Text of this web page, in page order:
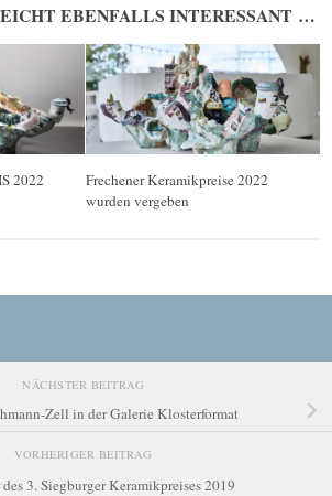
EBENFALLS INTERESSANT …
2022
Frechener Keramikpreise 2022
wurden vergeben
NÄCHSTER BEITRAG
Zell in der Galerie Klosterformat
VORHERIGER BEITRAG
des 3. Siegburger Keramikpreises 2019